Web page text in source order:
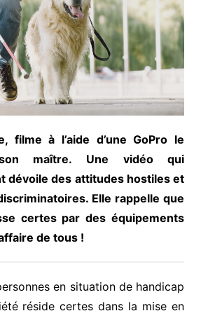
filme à l’aide d’une GoPro le
maître. Une vidéo qui
dévoile des attitudes hostiles et
Elle rappelle que
certes par des équipements
de tous !
en situation de handicap
réside certes dans la mise en